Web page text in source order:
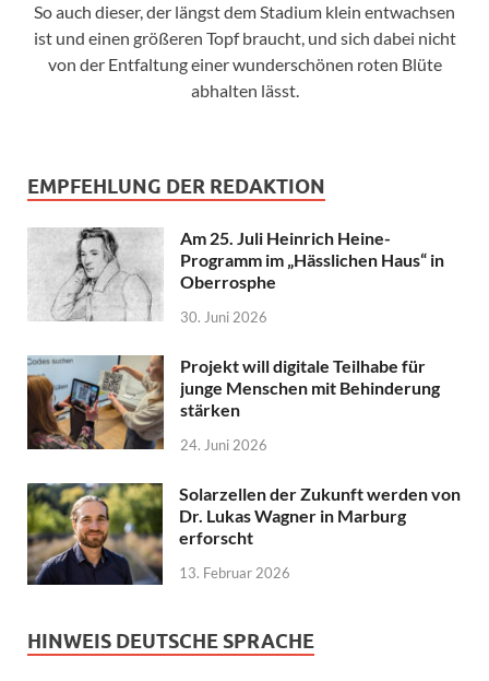
So auch dieser, der längst dem Stadium klein entwachsen
ist und einen größeren Topf braucht, und sich dabei nicht
von der Entfaltung einer wunderschönen roten Blüte
abhalten lässt.
EMPFEHLUNG DER REDAKTION
Am 25. Juli Heinrich Heine-
Programm im „Hässlichen Haus“ in
Oberrosphe
30. Juni 2026
Projekt will digitale Teilhabe für
junge Menschen mit Behinderung
stärken
24. Juni 2026
Solarzellen der Zukunft werden von
Dr. Lukas Wagner in Marburg
erforscht
13. Februar 2026
HINWEIS DEUTSCHE SPRACHE